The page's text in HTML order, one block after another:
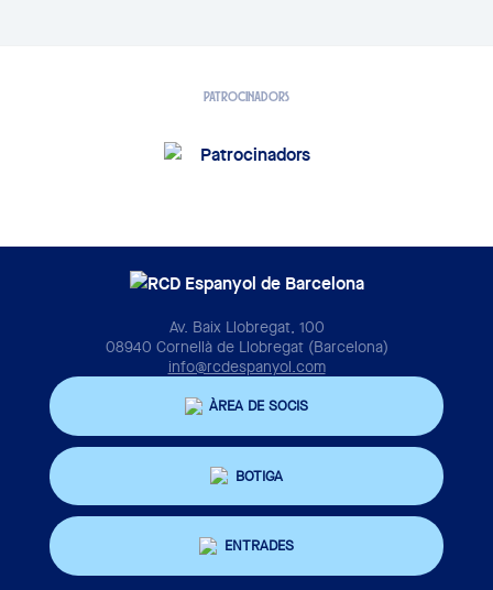
PATROCINADORS
Av. Baix Llobregat, 100
08940 Cornellà de Llobregat (Barcelona)
info@rcdespanyol.com
ÀREA DE SOCIS
BOTIGA
ENTRADES